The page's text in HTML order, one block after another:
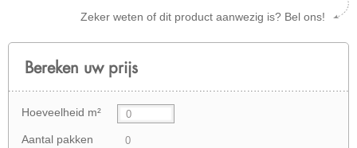
Zeker weten of dit product aanwezig is? Bel ons!
Bereken uw prijs
Hoeveelheid m²
Aantal pakken